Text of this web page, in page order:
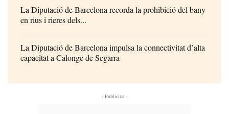
La Diputació de Barcelona recorda la prohibició del bany
en rius i rieres dels...
La Diputació de Barcelona impulsa la connectivitat d’alta
capacitat a Calonge de Segarra
- Publicitat -